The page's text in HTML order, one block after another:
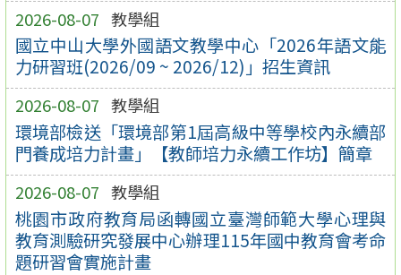
2026-08-07 教學組
國立中山大學外國語文教學中心「2026年語文能
力研習班(2026/09 ~ 2026/12)」招生資訊
2026-08-07 教學組
環境部檢送「環境部第1屆高級中等學校內永續部
門養成培力計畫」【教師培力永續工作坊】簡章
2026-08-07 教學組
桃園市政府教育局函轉國立臺灣師範大學心理與
教育測驗研究發展中心辦理115年國中教育會考命
題研習會實施計畫